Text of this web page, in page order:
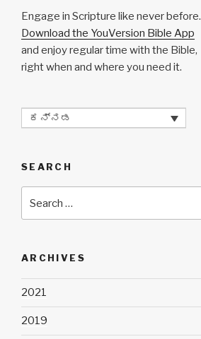
Engage in Scripture like never before.
Download the YouVersion Bible App
and enjoy regular time with the Bible,
right when and where you need it.
ಕನ್ನಡ
SEARCH
for:
ARCHIVES
2021
2019